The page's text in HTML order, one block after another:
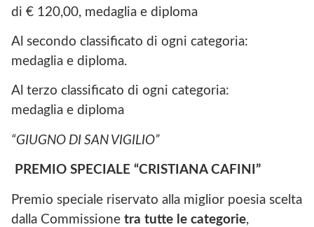
di € 120,00, medaglia e diploma
Al secondo classificato di ogni categoria:
medaglia e diploma.
Al terzo classificato di ogni categoria:
medaglia e diploma
“GIUGNO DI SAN VIGILIO”
PREMIO SPECIALE “CRISTIANA CAFINI”
Premio speciale riservato alla miglior poesia scelta
dalla Commissione tra tutte le categorie,